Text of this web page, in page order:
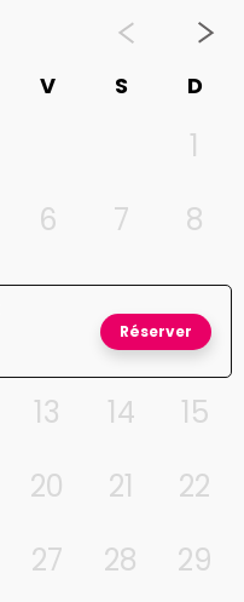
V S D
1
6 7 8
Réserver
13 14
15
20 21
22
27 28
29